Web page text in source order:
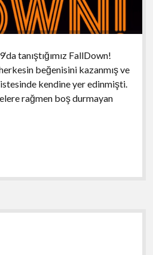
tanıştığımız FallDown!
beğenisini kazanmış ve
kendine yer edinmişti.
rağmen boş durmayan